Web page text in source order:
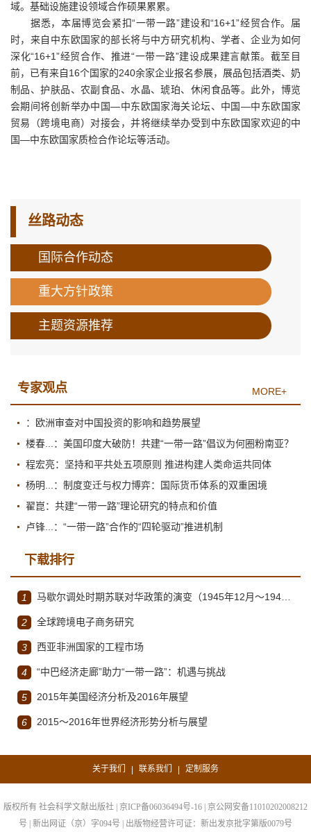
域。基础设施建设领域合作硕果累累。
据悉，本届博览会紧扣“一带一路”建设和“16+1”经贸合作。届
时，来自中东欧国家的部长将与中方研究机构、学者、企业为如何
深化“16+1”经贸合作、推进“一带一路”建设成果建言献策。截至目
前，已有来自16个国家的240余家企业报名参展，展品包括酒类、奶
制品、护肤品、农副食品、水晶、琥珀、休闲食品等。此外，博览
会期间将创新举办中国—中东欧国家海关论坛、中国—中东欧国家
贸易（跨境电商）对接会，并将继续举办受到中东欧国家欢迎的中
国—中东欧国家质检合作论坛等活动。
丝路动态
国际合作动态
重大方针政策
主题资源推荐
专家观点 MORE+
：欧洲审查对中国投资的影响和趋势展望
楼春...：美国印度大破防！共建“一带一路”倡议为何圈粉南亚？
程宏亮：坚持和平共处五项原则 推进构建人类命运共同体
杨明...：制度变迁与权力博弈：国际货币体系的双重困境
翟崑：共建“一带一路”理论研究的特点和价值
卢锋...：“一带一路”合作的“四轮驱动”推进机制
下载排行
1 马歇尔调处时期苏联对华政策的演变（1945年12月～1947年1月）
2 全球跨境电子商务研究
3 西亚非洲国家的工程市场
4 “中巴经济走廊”助力“一带一路”：机遇与挑战
5 2015年美国经济分析及2016年展望
6 2015～2016年世界经济形势分析与展望
关于我们 | 联系我们 | 定制服务
版权所有 社会科学文献出版社 | 京ICP备06036494号-16 | 京公网安备11010202008212
号 | 新出网证（京）字094号 | 出版物经营许可证：新出发京批字第版0079号